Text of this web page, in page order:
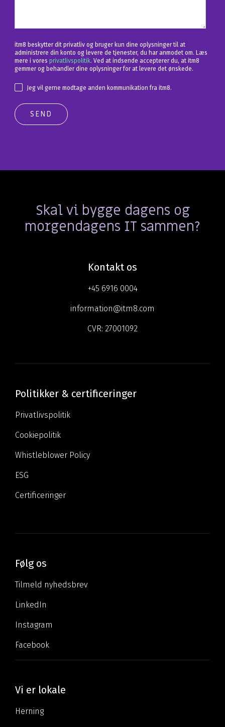
itm8 beskytter dit privatliv og bruger kun dine oplysninger til at
administrere din konto og levere de tjenester, du har anmodet om. Læs
mere i vores privatlivspolitik. Ved at indsende accepterer du, at itm8
gemmer og behandler dine oplysninger for at levere det ønskede.
Jeg vil gerne modtage anden kommunikation fra itm8.
Skal vi bygge dagens og
morgendagens IT sammen?
Kontakt os
+45 6916 0004
information@itm8.com
CVR: 27001092
Politikker & certificeringer
Privatlivspolitik
Cookiepolitik
Whistleblower Policy
ESG
Certificeringer
Følg os
Tilmeld nyhedsbrev
LinkedIn
Instagram
Facebook
Vi er lokale
Herning